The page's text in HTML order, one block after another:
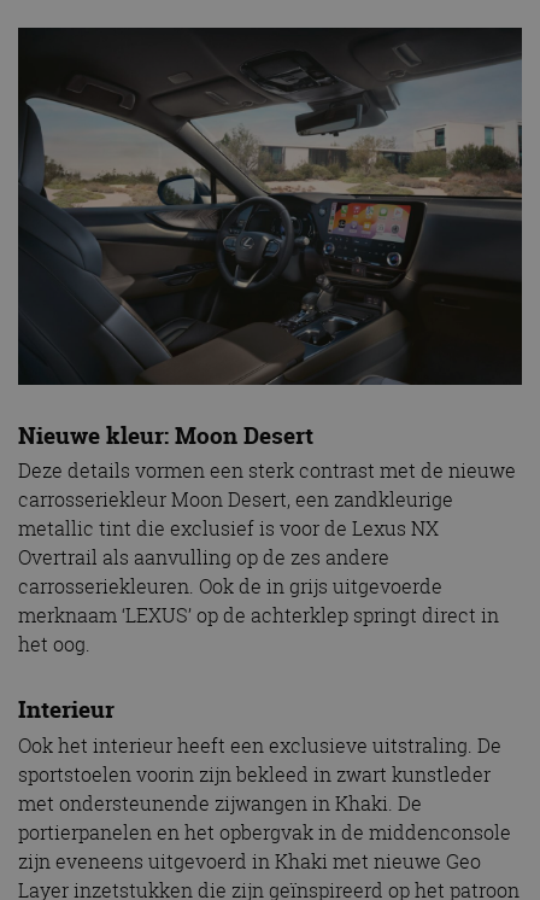
Nieuwe kleur: Moon Desert
Deze details vormen een sterk contrast met de nieuwe
carrosseriekleur Moon Desert, een zandkleurige
metallic tint die exclusief is voor de Lexus NX
Overtrail als aanvulling op de zes andere
carrosseriekleuren. Ook de in grijs uitgevoerde
merknaam ‘LEXUS’ op de achterklep springt direct in
het oog.
Interieur
Ook het interieur heeft een exclusieve uitstraling. De
sportstoelen voorin zijn bekleed in zwart kunstleder
met ondersteunende zijwangen in Khaki. De
portierpanelen en het opbergvak in de middenconsole
zijn eveneens uitgevoerd in Khaki met nieuwe Geo
Layer inzetstukken die zijn geïnspireerd op het patroon